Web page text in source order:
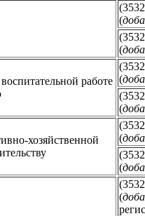
(
(
работе (
(
хозяйственной
(
(
(